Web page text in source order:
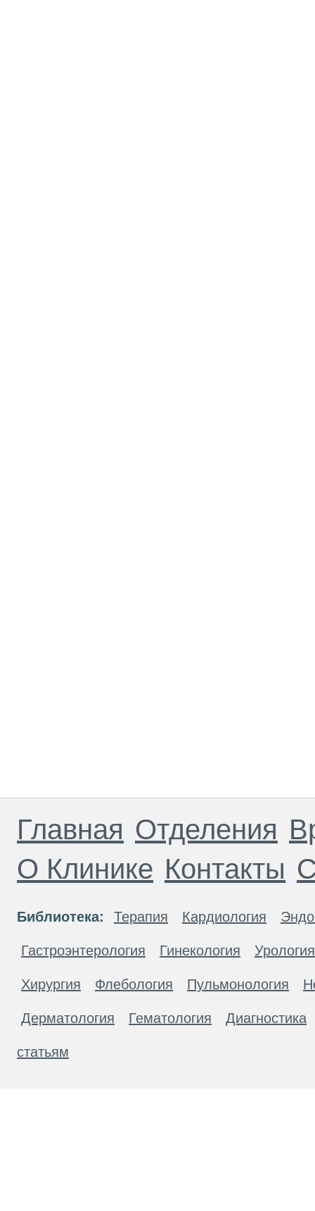
Главная Отделения
О Клинике Контакты
Библиотека: Терапия Кардиология
Гастроэнтерология Гинекология Урология
Хирургия Флебология Пульмонология
Дерматология Гематология Диагностика
статьям